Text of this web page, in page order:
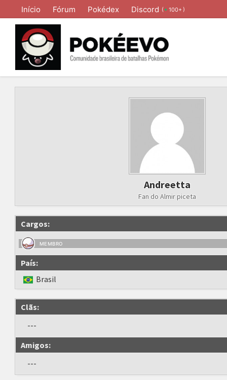
Início Fórum Pokédex Discord ( 100+ )
Andreetta
Fan do Almir piceta
Cargos:
MEMBRO
País:
Brasil
Clãs:
---
Amigos:
---